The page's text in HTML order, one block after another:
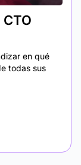
en qué
todas sus